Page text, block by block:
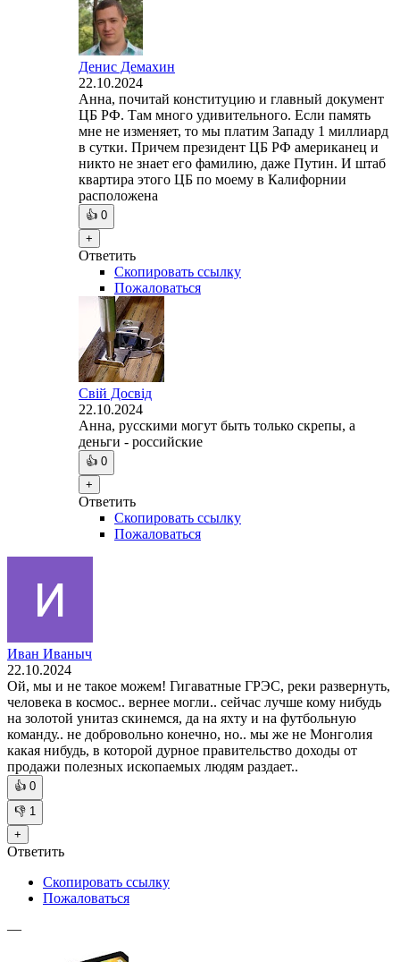
Денис Демахин
22.10.2024
Анна, почитай конституцию и главный документ
ЦБ РФ. Там много удивительного. Если память
мне не изменяет, то мы платим Западу 1 миллиард
в сутки. Причем президент ЦБ РФ американец и
никто не знает его фамилию, даже Путин. И штаб
квартира этого ЦБ по моему в Калифорнии
расположена
👍 0
+
Ответить
Скопировать ссылку
Пожаловаться
Свій Досвід
22.10.2024
Анна, русскими могут быть только скрепы, а
деньги - российские
👍 0
+
Ответить
Скопировать ссылку
Пожаловаться
Иван Иваныч
22.10.2024
Ой, мы и не такое можем! Гигаватные ГРЭС, реки развернуть,
человека в космос.. вернее могли.. сейчас лучше кому нибудь
на золотой унитаз скинемся, да на яхту и на футбольную
команду.. не добровольно конечно, но.. мы же не Монголия
какая нибудь, в которой дурное правительство доходы от
продажи полезных ископаемых людям раздает..
👍 0
👎 1
+
Ответить
Скопировать ссылку
Пожаловаться
—